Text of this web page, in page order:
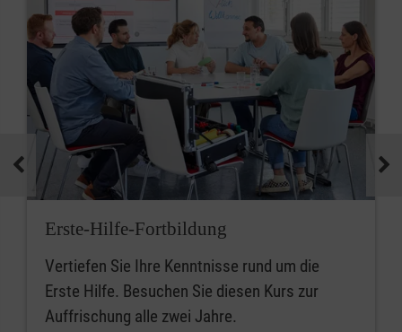
Erste-Hilfe-Fortbildung
Vertiefen Sie Ihre Kenntnisse rund um die
Erste Hilfe. Besuchen Sie diesen Kurs zur
Auffrischung alle zwei Jahre.